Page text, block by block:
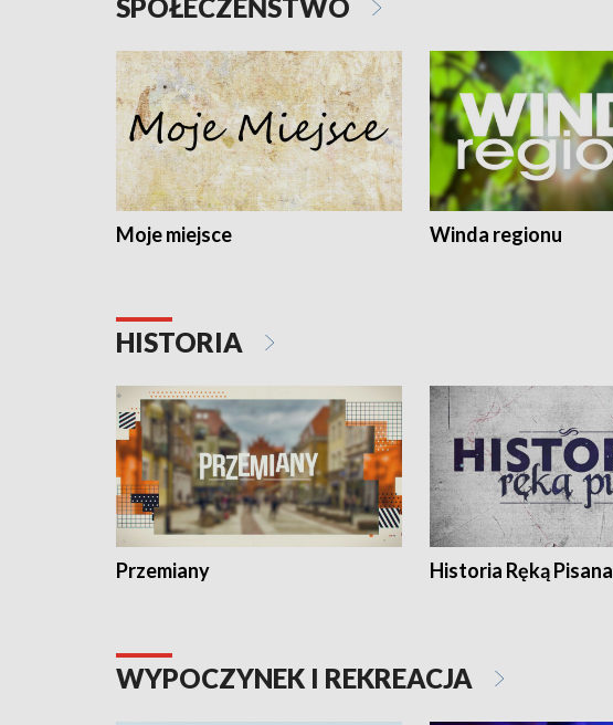
SPOŁECZEŃSTWO
Moje miejsce Winda regionu
HISTORIA
Przemiany Historia Ręką Pisana
WYPOCZYNEK I REKREACJA